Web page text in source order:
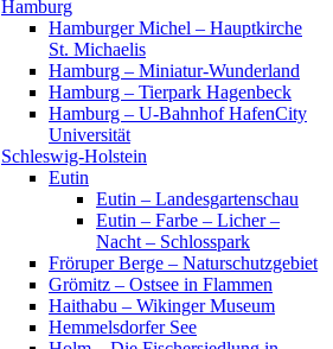
Hamburg
Hamburger Michel – Hauptkirche
St. Michaelis
Hamburg – Miniatur-Wunderland
Hamburg – Tierpark Hagenbeck
Hamburg – U-Bahnhof HafenCity
Universität
Schleswig-Holstein
Eutin
Eutin – Landesgartenschau
Eutin – Farbe – Licher –
Nacht – Schlosspark
Fröruper Berge – Naturschutzgebiet
Grömitz – Ostsee in Flammen
Haithabu – Wikinger Museum
Hemmelsdorfer See